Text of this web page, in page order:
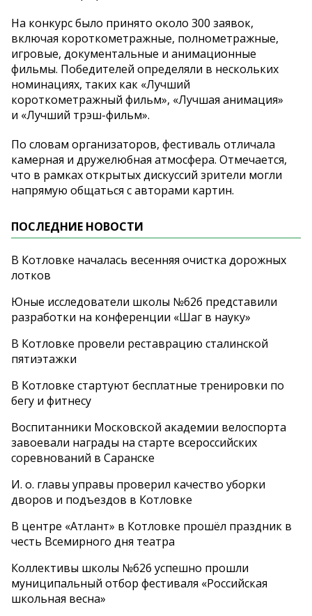
На конкурс было принято около 300 заявок,
включая короткометражные, полнометражные,
игровые, документальные и анимационные
фильмы. Победителей определяли в нескольких
номинациях, таких как «Лучший
короткометражный фильм», «Лучшая анимация»
и «Лучший трэш-фильм».
По словам организаторов, фестиваль отличала
камерная и дружелюбная атмосфера. Отмечается,
что в рамках открытых дискуссий зрители могли
напрямую общаться савторами картин.
ПОСЛЕДНИЕ НОВОСТИ
В Котловке началась весенняя очистка дорожных
лотков
Юные исследователи школы №626 представили
разработки на конференции «Шаг в науку»
В Котловке провели реставрацию сталинской
пятиэтажки
В Котловке стартуют бесплатные тренировки по
бегу и фитнесу
Воспитанники Московской академии велоспорта
завоевали награды на старте всероссийских
соревнований в Саранске
И. о. главы управы проверил качество уборки
дворов и подъездов в Котловке
В центре «Атлант» в Котловке прошёл праздник в
честь Всемирного дня театра
Коллективы школы №626 успешно прошли
муниципальный отбор фестиваля «Российская
школьная весна»